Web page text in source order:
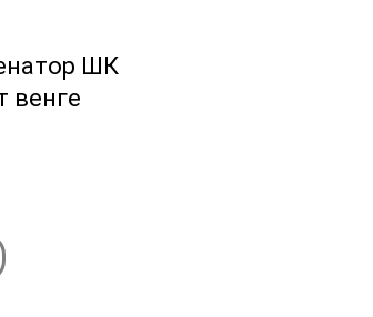
ШК
венге